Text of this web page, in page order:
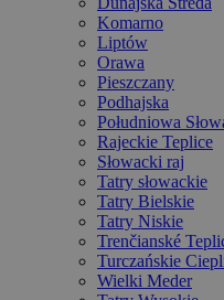
Komarno
Liptów
Orawa
Pieszczany
Podhajska
Południowa
Rajeckie Teplice
Słowacki raj
Tatry słowackie
Tatry Bielskie
Tatry Niskie
Trenčianské
Turczańskie
Wielki Meder